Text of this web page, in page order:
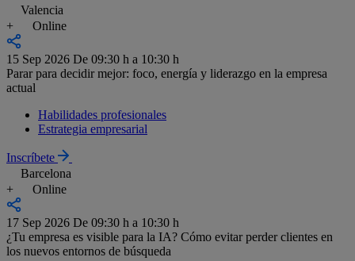
Valencia
+
Online
15 Sep 2026 De 09:30 h a 10:30 h
Parar para decidir mejor: foco, energía y liderazgo en la empresa
actual
Habilidades profesionales
Estrategia empresarial
Inscríbete
Barcelona
+
Online
17 Sep 2026 De 09:30 h a 10:30 h
¿Tu empresa es visible para la IA? Cómo evitar perder clientes en
los nuevos entornos de búsqueda